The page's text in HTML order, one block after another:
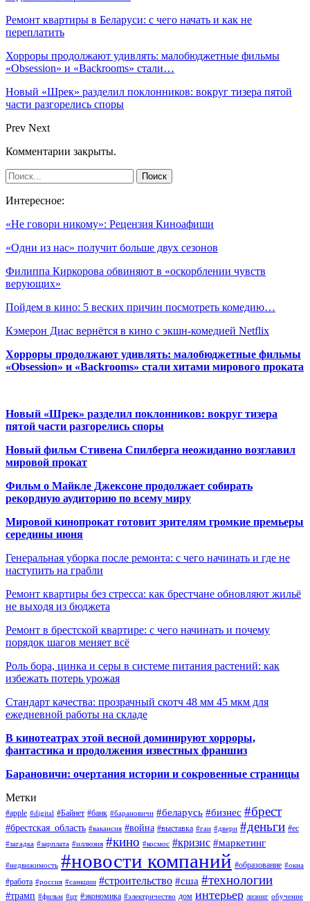
Ремонт квартиры в Беларуси: с чего начать и как не
переплатить
Хорроры продолжают удивлять: малобюджетные фильмы
«Obsession» и «Backrooms» стали…
Новый «Шрек» разделил поклонников: вокруг тизера пятой
части разгорелись споры
Prev Next
Комментарии закрыты.
Интересное:
«Не говори никому»: Рецензия Киноафиши
«Одни из нас» получит больше двух сезонов
Филиппа Киркорова обвиняют в «оскорблении чувств
верующих»
Пойдем в кино: 5 веских причин посмотреть комедию…
Кэмерон Диас вернётся в кино с экшн-комедией Netflix
Хорроры продолжают удивлять: малобюджетные фильмы
«Obsession» и «Backrooms» стали хитами мирового проката
Новый «Шрек» разделил поклонников: вокруг тизера
пятой части разгорелись споры
Новый фильм Стивена Спилберга неожиданно возглавил
мировой прокат
Фильм о Майкле Джексоне продолжает собирать
рекордную аудиторию по всему миру
Мировой кинопрокат готовит зрителям громкие премьеры
середины июня
Генеральная уборка после ремонта: с чего начинать и где не
наступить на грабли
Ремонт квартиры без стресса: как брестчане обновляют жильё
не выходя из бюджета
Ремонт в брестской квартире: с чего начинать и почему
порядок шагов меняет всё
Роль бора, цинка и серы в системе питания растений: как
избежать потерь урожая
Стандарт качества: прозрачный скотч 48 мм 45 мкм для
ежедневной работы на складе
В кинотеатрах этой весной доминируют хорроры,
фантастика и продолжения известных франшиз
Барановичи: очертания истории и сокровенные страницы
Метки
#apple #digital #Байнет #банк #барановичи #беларусь #бизнес #брест
#брестская_область #вакансия #война #выставка #гаи #двери #деньги #ес
#загадка #зарплата #иллюзия #кино #космос #кризис #маркетинг
#недвижимость #новости компаний #образование #окна
#работа #россия #санкции #строительство #сша #технологии
#трамп #фильм #цт #экономика #электричество дом интерьер лизинг обучение